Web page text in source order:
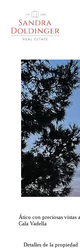
Ático con preciosas vistas
Cala Vadella
Detalles de la propiedad